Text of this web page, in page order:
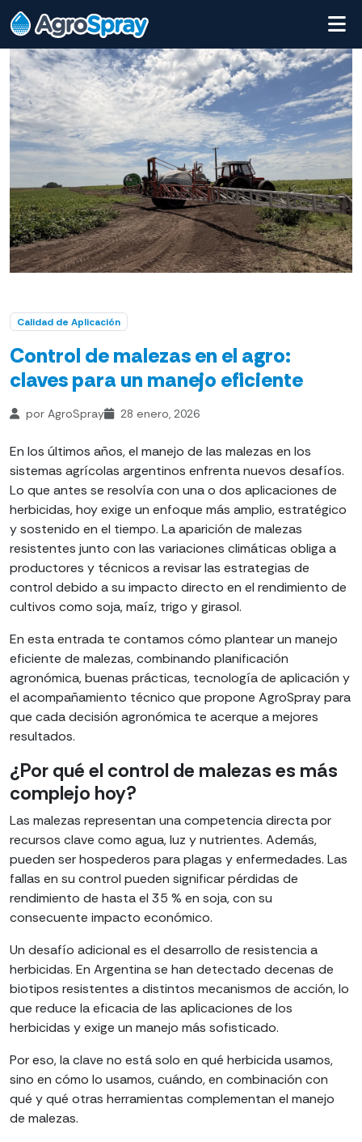
Calidad de Aplicación
Control de malezas en el agro:
claves para un manejo eficiente
por AgroSpray 28 enero, 2026
En los últimos años, el manejo de las malezas en los
sistemas agrícolas argentinos enfrenta nuevos desafíos.
Lo que antes se resolvía con una o dos aplicaciones de
herbicidas, hoy exige un enfoque más amplio, estratégico
y sostenido en el tiempo. La aparición de malezas
resistentes junto con las variaciones climáticas obliga a
productores y técnicos a revisar las estrategias de
control debido a su impacto directo en el rendimiento de
cultivos como soja, maíz, trigo y girasol.
En esta entrada te contamos cómo plantear un manejo
eficiente de malezas, combinando planificación
agronómica, buenas prácticas, tecnología de aplicación y
el acompañamiento técnico que propone AgroSpray para
que cada decisión agronómica te acerque a mejores
resultados.
¿Por qué el control de malezas es más
complejo hoy?
Las malezas representan una competencia directa por
recursos clave como agua, luz y nutrientes. Además,
pueden ser hospederos para plagas y enfermedades. Las
fallas en su control pueden significar pérdidas de
rendimiento de hasta el 35 % en soja, con su
consecuente impacto económico.
Un desafío adicional es el desarrollo de resistencia a
herbicidas. En Argentina se han detectado decenas de
biotipos resistentes a distintos mecanismos de acción, lo
que reduce la eficacia de las aplicaciones de los
herbicidas y exige un manejo más sofisticado.
Por eso, la clave no está solo en qué herbicida usamos,
sino en cómo lo usamos, cuándo, en combinación con
qué y qué otras herramientas complementan el manejo
de malezas.